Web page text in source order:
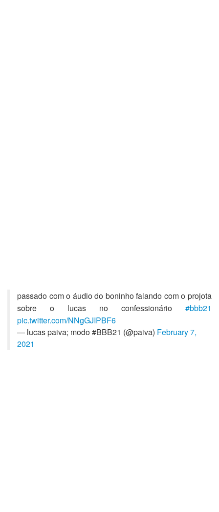
passado com o áudio do boninho falando com o projota
sobre o lucas no confessionário #bbb21
pic.twitter.com/NNgGJIPBF6
— lucas paiva; modo #BBB21 (@paiva) February 7,
2021